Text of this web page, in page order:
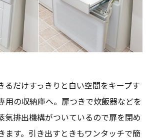
るだけすっきりと白い空間をキープす
用の収納庫へ。扉つきで炊飯器などを
気排出機構がついているので扉を閉め
ます。引き出すときもワンタッチで簡